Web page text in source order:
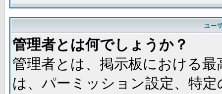
ユー
管理者とは何でしょうか？
管理者とは、掲示板における
は、パーミッション設定、特